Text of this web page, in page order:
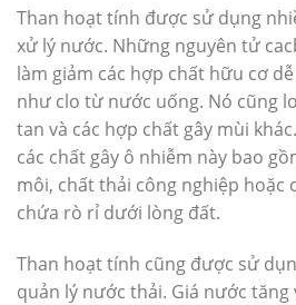
Than hoạt tính được sử dụng
xử lý nước. Những nguyên tử
làm giảm các hợp chất hữu cơ
như clo từ nước uống. Nó cũng
tan và các hợp chất gây mùi
các chất gây ô nhiễm này bao
môi, chất thải công nghiệp hoặc
chứa rò rỉ dưới lòng đất.
Than hoạt tính cũng được sử
quản lý nước thải. Giá nước